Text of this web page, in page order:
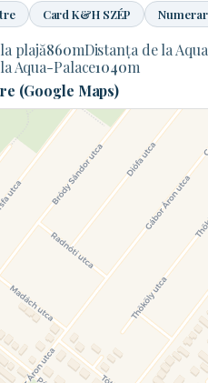
Card K&H SZÉP Numerar
plajă860mDistanța de la
Aqua-Palace1040m
(Google Maps)